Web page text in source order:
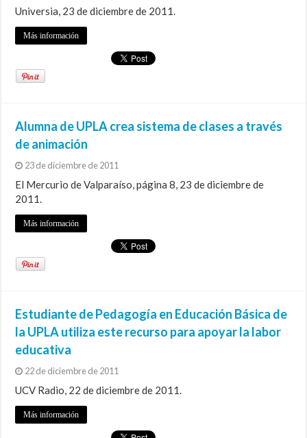
Universia, 23 de diciembre de 2011.
Más información
Alumna de UPLA crea sistema de clases a través
de animación
23 de diciembre de 2011
El Mercurio de Valparaíso, página 8, 23 de diciembre de
2011.
Más información
Estudiante de Pedagogía en Educación Básica de
la UPLA utiliza este recurso para apoyar la labor
educativa
22 de diciembre de 2011
UCV Radio, 22 de diciembre de 2011.
Más información